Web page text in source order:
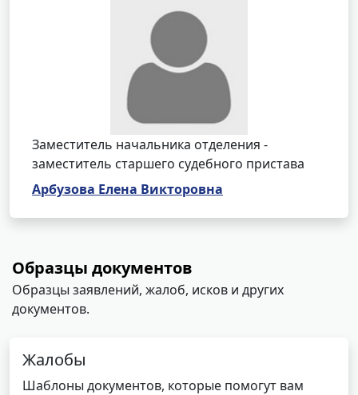
Заместитель начальника отделения -
заместитель старшего судебного пристава
Арбузова Елена Викторовна
Образцы документов
Образцы заявлений, жалоб, исков и других
документов.
Жалобы
Шаблоны документов, которые помогут вам